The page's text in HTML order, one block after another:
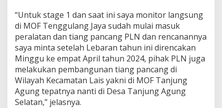
“Untuk stage 1 dan saat ini saya monitor langsung
di MOF Tenggulang Jaya sudah mulai masuk
peralatan dan tiang pancang PLN dan rencanannya
saya minta setelah Lebaran tahun ini direncakan
Minggu ke empat April tahun 2024, pihak PLN juga
melakukan pembangunan tiang pancang di
Wilayah Kecamatan Lais yakni di MOF Tanjung
Agung tepatnya nanti di Desa Tanjung Agung
Selatan,” jelasnya.